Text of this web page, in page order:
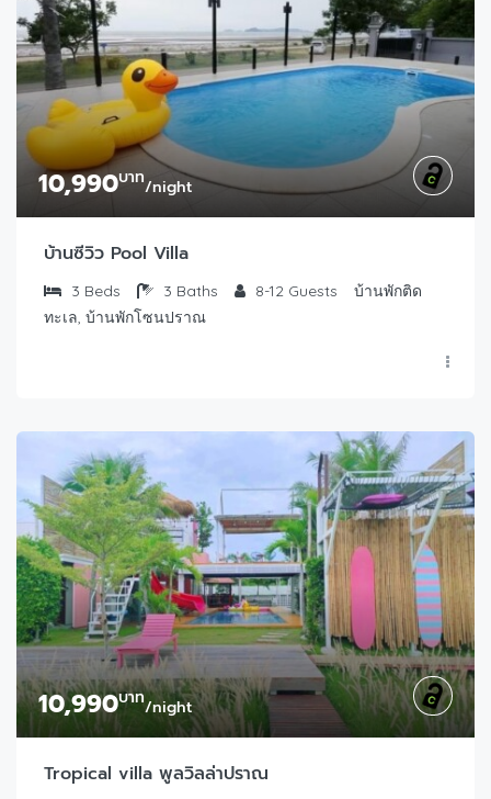
10,990บาท/night
บ้านซีวิว Pool Villa
3 Beds 3 Baths 8-12 Guests
บ้านพักติด
ทะเล, บ้านพักโซนปราณ
10,990บาท/night
Tropical villa พูลวิลล่าปราณ